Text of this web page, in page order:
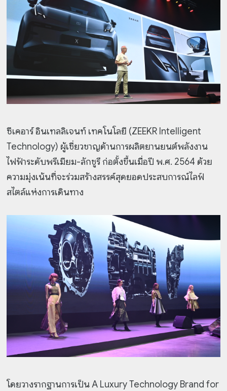
ซีเคอาร์ อินเทลลิเจนท์ เทคโนโลยี (ZEEKR Intelligent
Technology) ผู้เชี่ยวชาญด้านการผลิตยานยนต์พลังงาน
ไฟฟ้าระดับพรีเมียม-ลักชูรี ก่อตั้งขึ้นเมื่อปี พ.ศ. 2564 ด้วย
ความมุ่งเน้นที่จะร่วมสร้างสรรค์สุดยอดประสบการณ์ไลฟ์
สไตล์แห่งการเดินทาง
โดยวางรากฐานการเป็น A Luxury Technology Brand for